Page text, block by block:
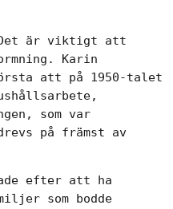
Det är viktigt att
Karin
att på 1950-talet
som var
på främst av
efter att ha
som bodde